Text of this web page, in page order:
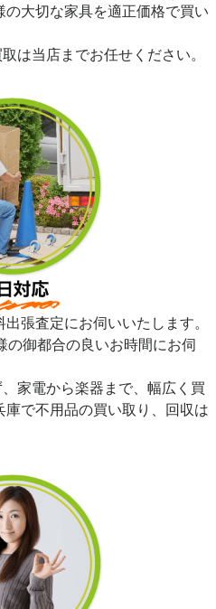
大切な家具を適正価格で買い
は当店までお任せください。
張査定にお伺いいたします。
御都合の良いお時間にお伺
家電から楽器まで、幅広く買
で不用品の買い取り、回収は